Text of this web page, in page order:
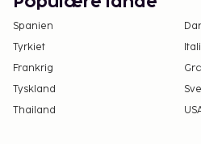
Spanien
Tyrkiet
Frankrig
Tyskland
Thailand